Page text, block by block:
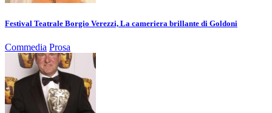
Festival Teatrale Borgio Verezzi, La cameriera brillante di Goldoni
Commedia Prosa